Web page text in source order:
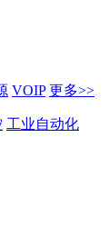
VOIP 更多>>
工业自动化